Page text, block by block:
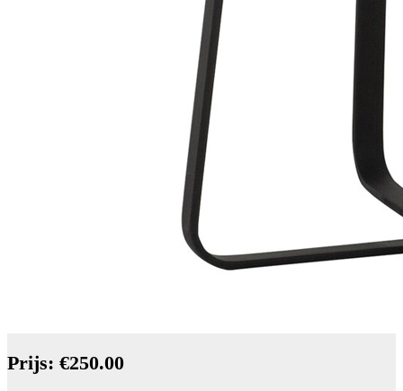
Prijs: €250.00